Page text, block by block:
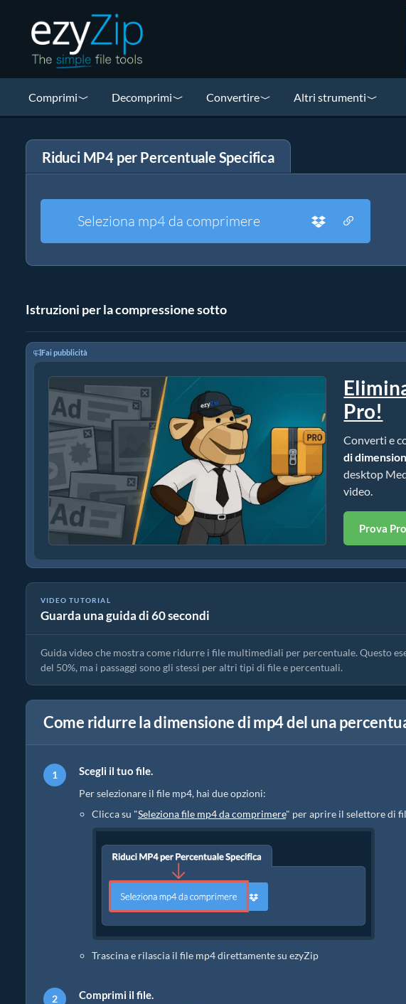
Comprimi Decomprimi Convertire Altri strumenti
Riduci MP4 per Percentuale Specifica
Seleziona mp4 da comprimere
Istruzioni per la compressione sotto
Fai pubblicità
Pro!
Converti e
di
desktop
video.
Prova Pro
VIDEO TUTORIAL
Guarda una guida di 60 secondi
Come Ridurre i File Multimediali per Percentuale (Guida Semplice)
Guida video che mostra come ridurre i file multimediali per percentuale. Questo
del 50%, ma i passaggi sono gli stessi per altri tipi di file e percentuali.
Come ridurre la dimensione di mp4 del una
Scegli il tuo file.
Per selezionare il file mp4, hai due opzioni:
Clicca su "Seleziona file mp4 da comprimere" per aprire il selettore di
Trascina e rilascia il file mp4 direttamente su ezyZip
Comprimi il file.